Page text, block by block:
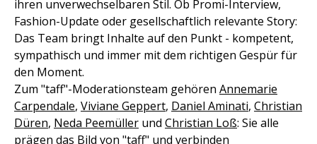
ihren unverwechselbaren Stil. Ob Promi-Interview,
Fashion-Update oder gesellschaftlich relevante Story:
Das Team bringt Inhalte auf den Punkt - kompetent,
sympathisch und immer mit dem richtigen Gespür für
den Moment.
Zum "taff"-Moderationsteam gehören Annemarie
Carpendale, Viviane Geppert, Daniel Aminati, Christian
Düren, Neda Peemüller und Christian Loß: Sie alle
prägen das Bild von "taff" und verbinden